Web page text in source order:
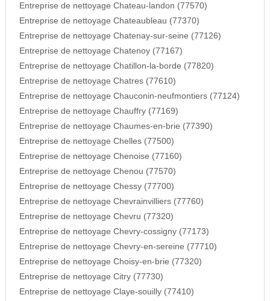
Entreprise de nettoyage Chateau-landon (77570)
Entreprise de nettoyage Chateaubleau (77370)
Entreprise de nettoyage Chatenay-sur-seine (77126)
Entreprise de nettoyage Chatenoy (77167)
Entreprise de nettoyage Chatillon-la-borde (77820)
Entreprise de nettoyage Chatres (77610)
Entreprise de nettoyage Chauconin-neufmontiers (77124)
Entreprise de nettoyage Chauffry (77169)
Entreprise de nettoyage Chaumes-en-brie (77390)
Entreprise de nettoyage Chelles (77500)
Entreprise de nettoyage Chenoise (77160)
Entreprise de nettoyage Chenou (77570)
Entreprise de nettoyage Chessy (77700)
Entreprise de nettoyage Chevrainvilliers (77760)
Entreprise de nettoyage Chevru (77320)
Entreprise de nettoyage Chevry-cossigny (77173)
Entreprise de nettoyage Chevry-en-sereine (77710)
Entreprise de nettoyage Choisy-en-brie (77320)
Entreprise de nettoyage Citry (77730)
Entreprise de nettoyage Claye-souilly (77410)